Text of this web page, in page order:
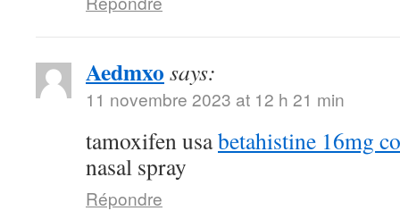
Aedmxo says:
11 novembre 2023 at 12 h 21 min
tamoxifen usabetahistine 16mg
nasal spray
Répondre